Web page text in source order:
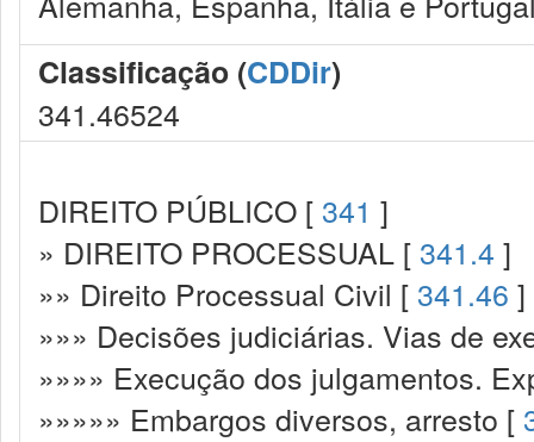
Classificação (CDDir)
341.46524
DIREITO PÚBLICO [ 341 ]
» DIREITO PROCESSUAL [ 341.4 ]
»» Direito Processual Civil [ 341.46 ]
»»» Decisões judiciárias. Vias de
»»»» Execução dos julgamentos.
»»»»» Embargos diversos, arresto [